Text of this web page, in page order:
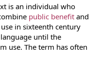
is an individual who
public benefit and
in sixteenth century
until the
use. The term has often